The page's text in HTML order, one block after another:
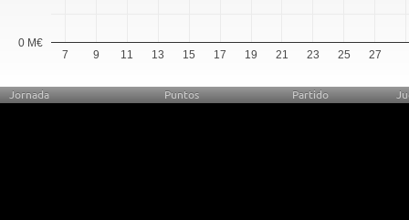
7 9 11 13 15 17 19 21 23 25 27
0 M€
Jornada Puntos Partido